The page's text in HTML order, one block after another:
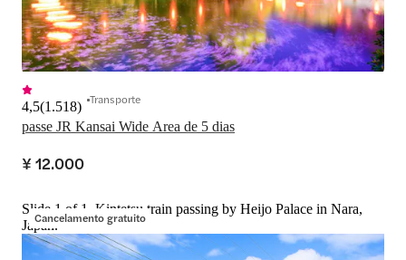
passe JR Kansai Wide Area de 5 dias
4,5(1.518) Transporte
¥ 12.000
Cancelamento gratuito
Slide 1 of 1, Kintetsu train passing by Heijo Palace in Nara,
Japan.